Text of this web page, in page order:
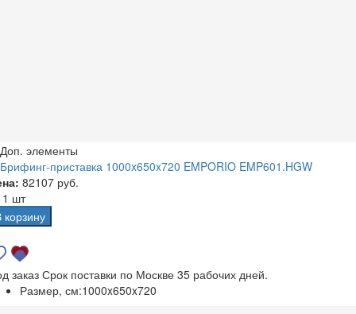
Доп. элементы
Брифинг-приставка 1000x650x720 EMPORIO EMP601.HGW
82107 руб.
1 шт
корзину
заказ Срок поставки по Москве 35 рабочих дней.
Размер, см:1000x650x720